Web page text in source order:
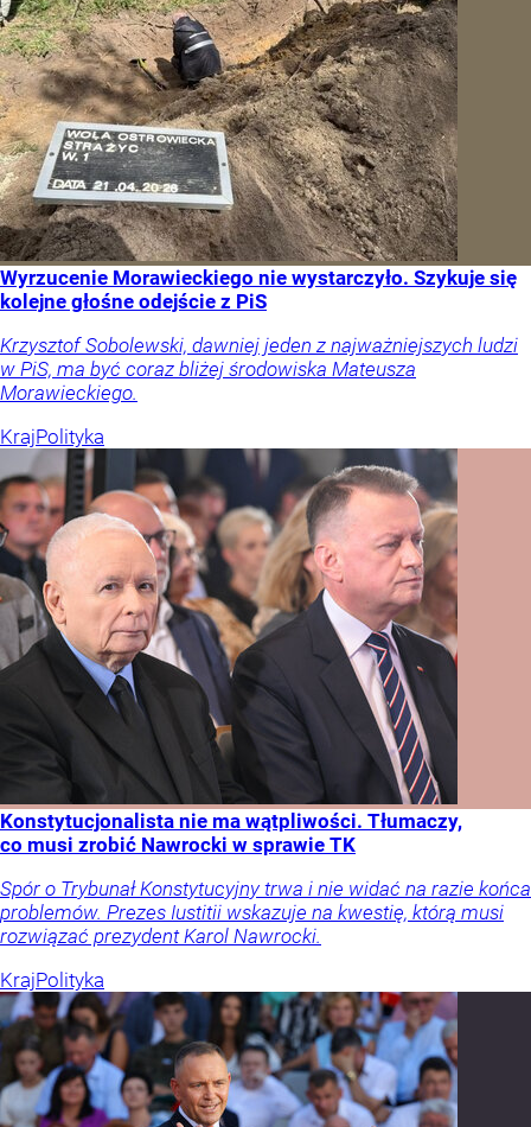
Wyrzucenie Morawieckiego nie wystarczyło. Szykuje się
kolejne głośne odejście z PiS
Krzysztof Sobolewski, dawniej jeden z najważniejszych ludzi
w PiS, ma być coraz bliżej środowiska Mateusza
Morawieckiego.
KrajPolityka
Konstytucjonalista nie ma wątpliwości. Tłumaczy,
co musi zrobić Nawrocki w sprawie TK
Spór o Trybunał Konstytucyjny trwa i nie widać na razie końca
problemów. Prezes Iustitii wskazuje na kwestię, którą musi
rozwiązać prezydent Karol Nawrocki.
KrajPolityka